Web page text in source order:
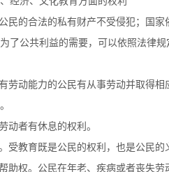
民的合法的私有财产不受侵犯；国
了公共利益的需要，可以依照法律
劳动能力的公民有从事劳动并取得相
动者有休息的权利。
受教育既是公民的权利，也是公民的
助权。公民在年老、疾病或者丧失